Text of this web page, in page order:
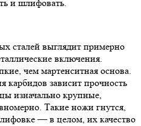
и шлифовать.
сталей выглядит примерно
включения.
чем мартенситная основа.
карбидов зависит прочность
изначально крупные,
Такие ножи гнутся,
— в целом, их качество